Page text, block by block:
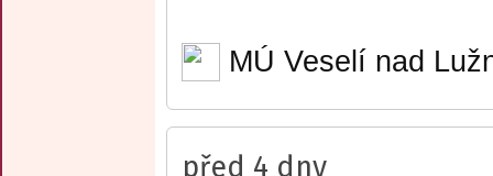
MÚ Veselí nad
před 4 dny